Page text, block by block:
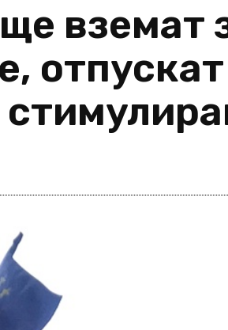
вземат